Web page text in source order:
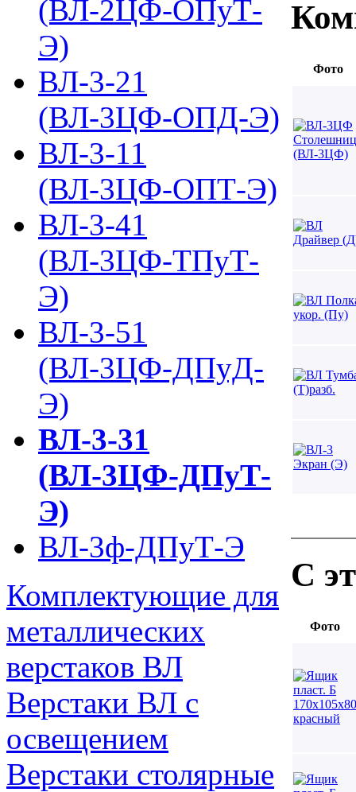
(ВЛ-2ЦФ-ОПуТ-
Э)
ВЛ-3-21
(ВЛ-3ЦФ-ОПД-Э)
ВЛ-3-11
(ВЛ-3ЦФ-ОПТ-Э)
ВЛ-3-41
(ВЛ-3ЦФ-ТПуТ-
Э)
ВЛ-3-51
(ВЛ-3ЦФ-ДПуД-
Э)
ВЛ-3-31
(ВЛ-3ЦФ-ДПуТ-
Э)
ВЛ-3ф-ДПуТ-Э
Комплектующие для
металлических
верстаков ВЛ
Верстаки ВЛ с
освещением
Верстаки столярные
Фото
С
Фото